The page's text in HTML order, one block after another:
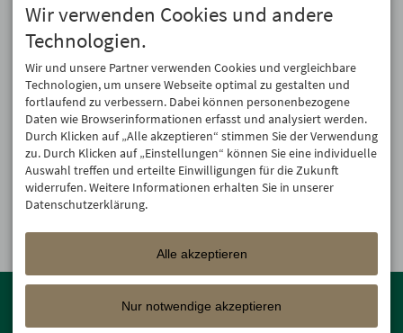
info@hotel-oberstdorf.de
Auf dem Laufenden bleiben
Wir geben Ihre E-Mail-Adresse nicht weiter. Wir mögen auch keinen Spam.
Versprochen! Eine Abmeldung ist jederzeit möglich.
Anmelden
Mitglied der Oberstdorf Resort Familien mit den schönsten
Urlaubsunterkünften von der Berghütte bis zum 4-Sterne Superior
Wir verwenden Cookies und andere
Technologien.
Wir und unsere Partner verwenden Cookies und vergleichbare
Technologien, um unsere Webseite optimal zu gestalten und
fortlaufend zu verbessern. Dabei können personenbezogene
Daten wie Browserinformationen erfasst und analysiert werden.
Durch Klicken auf „Alle akzeptieren“ stimmen Sie der Verwendung
zu. Durch Klicken auf „Einstellungen“ können Sie eine individuelle
Auswahl treffen und erteilte Einwilligungen für die Zukunft
widerrufen. Weitere Informationen erhalten Sie in unserer
Datenschutzerklärung.
Alle akzeptieren
Nur notwendige akzeptieren